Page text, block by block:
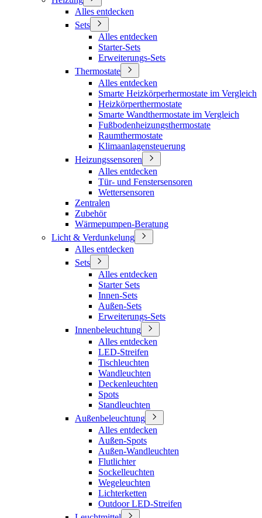
Alles entdecken
Sets
Alles entdecken
Starter-Sets
Erweiterungs-Sets
Thermostate
Alles entdecken
Smarte Heizkörperhermostate im Vergleich
Heizkörperthermostate
Smarte Wandthermostate im Vergleich
Fußbodenheizungsthermostate
Raumthermostate
Klimaanlagensteuerung
Heizungssensoren
Alles entdecken
Tür- und Fenstersensoren
Wettersensoren
Zentralen
Zubehör
Wärmepumpen-Beratung
Licht & Verdunkelung
Alles entdecken
Sets
Alles entdecken
Starter Sets
Innen-Sets
Außen-Sets
Erweiterungs-Sets
Innenbeleuchtung
Alles entdecken
LED-Streifen
Tischleuchten
Wandleuchten
Deckenleuchten
Spots
Standleuchten
Außenbeleuchtung
Alles entdecken
Außen-Spots
Außen-Wandleuchten
Flutlichter
Sockelleuchten
Wegeleuchten
Lichterketten
Outdoor LED-Streifen